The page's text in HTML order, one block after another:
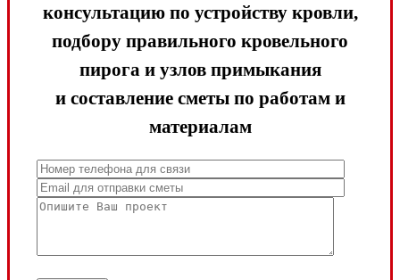
консультацию по устройству кровли,
подбору правильного кровельного
пирога и узлов примыкания
и составление сметы по работам и
материалам